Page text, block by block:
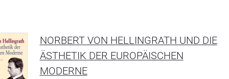
NORBERT VON HELLINGRATH UND DIE
ÄSTHETIK DER EUROPÄISCHEN
MODERNE